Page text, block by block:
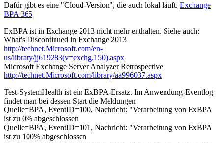
Dafür gibt es eine "Cloud-Version", die auch lokal läuft. Exchange
BPA 365
ExBPA ist in Exchange 2013 nicht mehr enthalten. Siehe auch:
What's Discontinued in Exchange 2013
http://technet.Microsoft.com/en-
us/library/jj619283(v=exchg.150).aspx
Microsoft Exchange Server Analyzer Retrospective
http://technet.Microsoft.com/library/aa996037.aspx
Test-SystemHealth ist ein ExBPA-Ersatz. Im Anwendung-Eventlog
findet man bei dessen Start die Meldungen
Quelle=BPA, EventID=100, Nachricht: "Verarbeitung von ExBPA
ist zu 0% abgeschlossen
Quelle=BPA, EventID=101, Nachricht: "Verarbeitung von ExBPA
ist zu 100% abgeschlossen